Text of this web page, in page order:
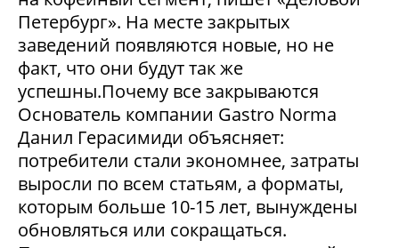
Петербург». На месте закрытых
заведений появляются новые, но не
факт, что они будут так же
успешны.Почему все закрываются
Основатель компании Gastro Norma
Данил Герасимиди объясняет:
потребители стали экономнее, затраты
выросли по всем статьям, а форматы,
которым больше 10-15 лет, вынуждены
обновляться или сокращаться.